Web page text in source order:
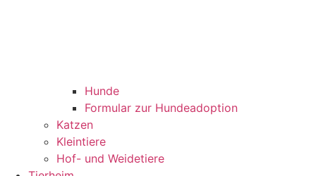
Hunde
Formular zur Hundeadoption
Katzen
Kleintiere
Hof- und Weidetiere